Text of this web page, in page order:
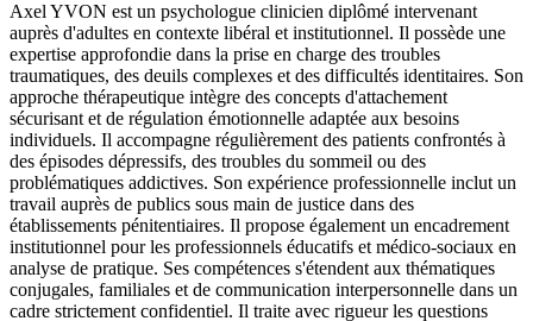
Axel YVON est un psychologue clinicien diplômé intervenant
auprès d'adultes en contexte libéral et institutionnel. Il possède une
expertise approfondie dans la prise en charge des troubles
traumatiques, des deuils complexes et des difficultés identitaires. Son
approche thérapeutique intègre des concepts d'attachement
sécurisant et de régulation émotionnelle adaptée aux besoins
individuels. Il accompagne régulièrement des patients confrontés à
des épisodes dépressifs, des troubles du sommeil ou des
problématiques addictives. Son expérience professionnelle inclut un
travail auprès de publics sous main de justice dans des
établissements pénitentiaires. Il propose également un encadrement
institutionnel pour les professionnels éducatifs et médico-sociaux en
analyse de pratique. Ses compétences s'étendent aux thématiques
conjugales, familiales et de communication interpersonnelle dans un
cadre strictement confidentiel. Il traite avec rigueur les questions